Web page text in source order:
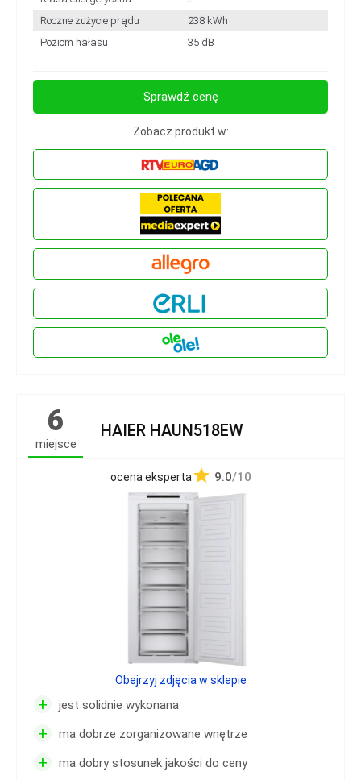
Roczne zużycie prądu
238 kWh
Poziom hałasu
35 dB
Sprawdź cenę
Zobacz produkt w:
6
miejsce
HAIER HAUN518EW
ocena eksperta 9.0/10
+ jest solidnie wykonana
+ ma dobrze zorganizowane wnętrze
+ ma dobry stosunek jakości do ceny
Obejrzyj zdjęcia w sklepie